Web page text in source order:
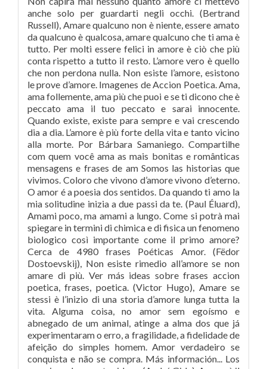
anche solo per guardarti negli occhi. (Bertrand
Russell), Amare qualcuno non è niente, essere amato
da qualcuno è qualcosa, amare qualcuno che ti ama è
tutto. Per molti essere felici in amore è ciò che più
conta rispetto a tutto il resto. L’amore vero è quello
che non perdona nulla. Non esiste l’amore, esistono
le prove d’amore. Imagenes de Accion Poetica. Ama,
ama follemente, ama più che puoi e se ti dicono che è
peccato ama il tuo peccato e sarai innocente.
Quando existe, existe para sempre e vai crescendo
dia a dia. L’amore è più forte della vita e tanto vicino
alla morte. Por Bárbara Samaniego. Compartilhe
com quem você ama as mais bonitas e românticas
mensagens e frases de am Somos las historias que
vivimos. Coloro che vivono d’amore vivono d’eterno.
O amor é a poesia dos sentidos. Da quando ti amo la
mia solitudine inizia a due passi da te. (Paul Éluard),
Amami poco, ma amami a lungo. Come si potrà mai
spiegare in termini di chimica e di fisica un fenomeno
biologico così importante come il primo amore?
Cerca de 4980 frases Poéticas Amor. (Fëdor
Dostoevskij), Non esiste rimedio all’amore se non
amare di più. Ver más ideas sobre frases accion
poetica, frases, poetica. (Victor Hugo), Amare se
stessi è l’inizio di una storia d’amore lunga tutta la
vita. Alguma coisa, no amor sem egoísmo e
abnegado de um animal, atinge a alma dos que já
experimentaram o erro, a fragilidade, a fidelidade de
afeição do simples homem. Amor verdadeiro se
conquista e não se compra. Más información... Los